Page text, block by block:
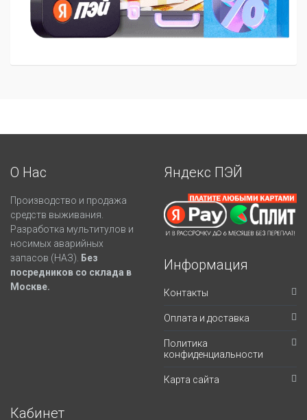
О Нас
Производство и продажа
средств выживания.
Разработка мультитулов и
носимых аварийных
запасов (НАЗ).
Без
посредников со склада в
Москве.
Яндекс ПЭЙ
Информация
Контакты
Оплата и доставка
Политика
конфиденциальности
Карта сайта
Кабинет